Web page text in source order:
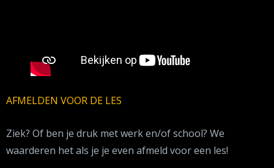
AFMELDEN VOOR DE LES
Ziek? Of ben je druk met werk en/of school? We
waarderen het als je je even afmeld voor een les!